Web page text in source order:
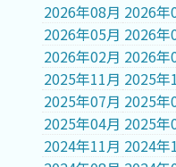
2026年08月 2026年
2026年05月 2026年
2026年02月 2026年
2025年11月 2025年
2025年07月 2025年
2025年04月 2025年
2024年11月 2024年